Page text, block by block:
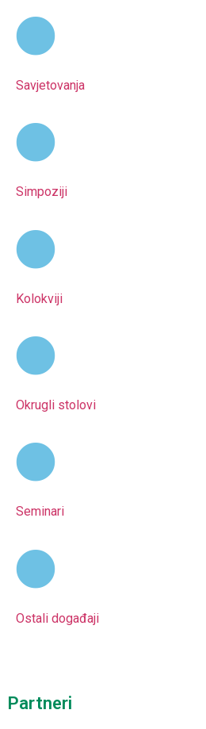
Savjetovanja
Simpoziji
Kolokviji
Okrugli stolovi
Seminari
Ostali događaji
Partneri